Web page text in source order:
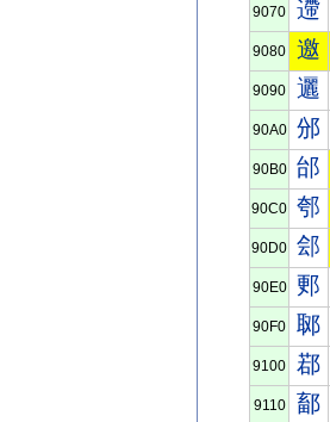
9070 遰
9080 邀
9090 邐
90A0 邠
90B0 邰
90C0 郀
90D0 郐
90E0 郠
90F0 郰
9100 鄀
9110 鄐